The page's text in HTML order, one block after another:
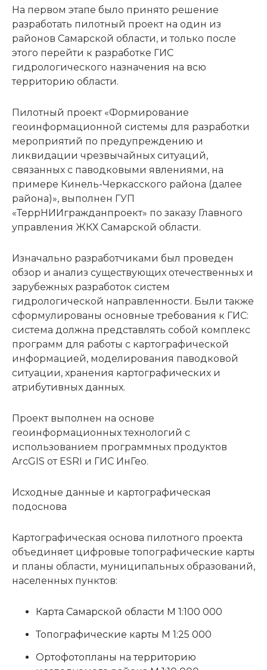
На первом этапе было принято решение
разработать пилотный проект на один из
районов Самарской области, и только после
этого перейти к разработке ГИС
гидрологического назначения на всю
территорию области.
Пилотный проект «Формирование
геоинформационной системы для разработки
мероприятий по предупреждению и
ликвидации чрезвычайных ситуаций,
связанных с паводковыми явлениями, на
примере Кинель-Черкасского района (далее
района)», выполнен ГУП
«ТеррНИИгражданпроект» по заказу Главного
управления ЖКХ Самарской области.
Изначально разработчиками был проведен
обзор и анализ существующих отечественных и
зарубежных разработок систем
гидрологической направленности. Были также
сформулированы основные требования к ГИС:
система должна представлять собой комплекс
программ для работы с картографической
информацией, моделирования паводковой
ситуации, хранения картографических и
атрибутивных данных.
Проект выполнен на основе
геоинформационных технологий с
использованием программных продуктов
ArcGIS от ESRI и ГИС ИнГео.
Исходные данные и картографическая
подоснова
Картографическая основа пилотного проекта
объединяет цифровые топографические карты
и планы области, муниципальных образований,
населенных пунктов:
Карта Самарской области М 1:100 000
Топографические карты М 1:25 000
Ортофотопланы на территорию